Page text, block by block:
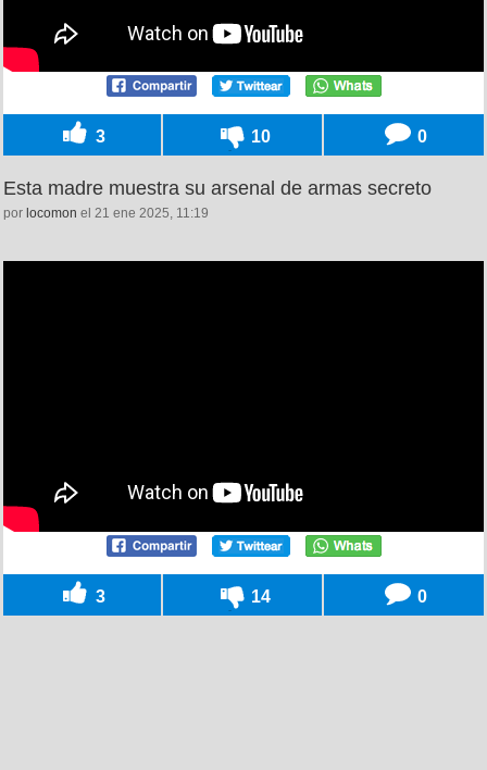
3 10 0
Esta madre muestra su arsenal de armas secreto
por locomon el 21 ene 2025, 11:19
3 14 0